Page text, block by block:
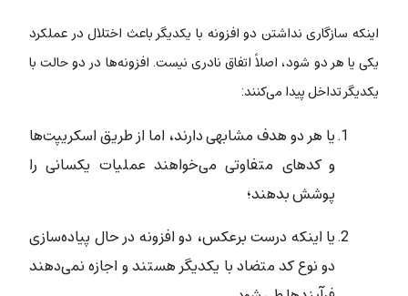
اینکه سازگاری نداشتن دو افزونه با یکدیگر باعث اختلال در عملکرد
یکی یا هر دو شود، اصلاً اتفاق نادری نیست. افزونه‌ها در دو حالت با
یکدیگر تداخل پیدا می‌کنند:
یا هر دو هدف مشابهی دارند، اما از طریق اسکریپت‌ها
و کدهای متفاوتی می‌خواهند عملیات یکسانی را
پوشش بدهند؛
یا اینکه درست برعکس، دو افزونه در حال پیاده‌سازی
دو نوع کد متضاد با یکدیگر هستند و اجازه نمی‌دهند